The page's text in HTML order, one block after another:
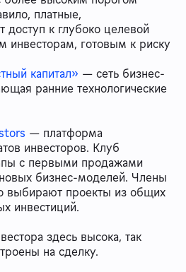
платные,
доступ к глубоко целевой
инвесторам, готовым к риску
капитал» — сеть бизнес-
ранние технологические
— платформа
инвесторов. Клуб
с первыми продажами
бизнес-моделей. Члены
выбирают проекты из общих
инвестиций.
здесь высока, так
на сделку.